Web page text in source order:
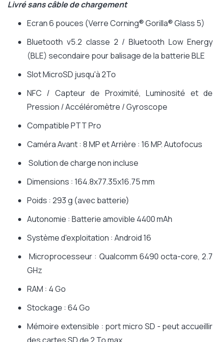
Livré sans câble de chargement
Ecran 6 pouces (Verre Corning® Gorilla® Glass 5)
Bluetooth v5.2 classe 2 / Bluetooth Low Energy
(BLE) secondaire pour balisage de la batterie BLE
Slot MicroSD jusqu'à 2To
NFC / Capteur de Proximité, Luminosité et de
Pression / Accéléromètre / Gyroscope
Compatible PTT Pro
Caméra Avant : 8 MP et Arrière : 16 MP. Autofocus
Solution de charge non incluse
Dimensions : 164.8x77.35x16.75 mm
Poids : 293 g (avec batterie)
Autonomie : Batterie amovible 4400 mAh
Système d'exploitation : Android 16
Microprocesseur : Qualcomm 6490 octa-core, 2.7
GHz
RAM : 4 Go
Stockage : 64 Go
Mémoire extensible : port micro SD - peut accueillir